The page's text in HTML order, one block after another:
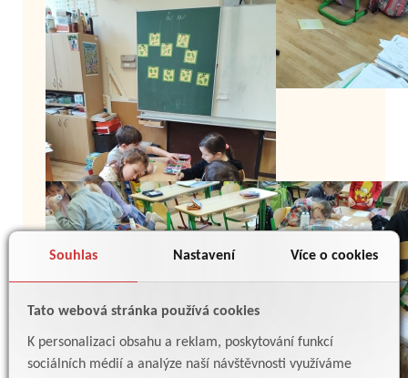
Souhlas Nastavení Více o cookies
Tato webová stránka používá cookies
K personalizaci obsahu a reklam, poskytování funkcí
sociálních médií a analýze naší návštěvnosti využíváme